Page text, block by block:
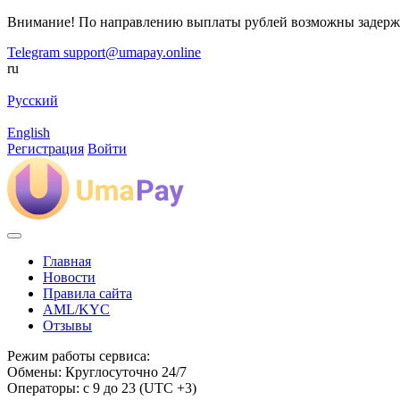
Внимание! По направлению выплаты рублей возможны
Telegram support@umapay.online
ru
Русский
English
Регистрация Войти
Главная
Новости
Правила сайта
AML/KYC
Отзывы
Режим работы сервиса:
Обмены: Круглосуточно 24/7
Операторы: с 9 до 23 (UTC +3)